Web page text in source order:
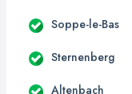
Soppe-le-Bas
Sternenberg
Altenbach